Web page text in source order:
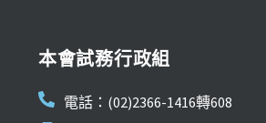
本會試務行政組
電話：(02)2366-1416轉608